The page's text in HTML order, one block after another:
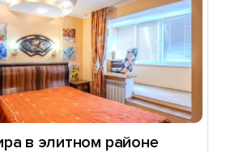
в элитном районе